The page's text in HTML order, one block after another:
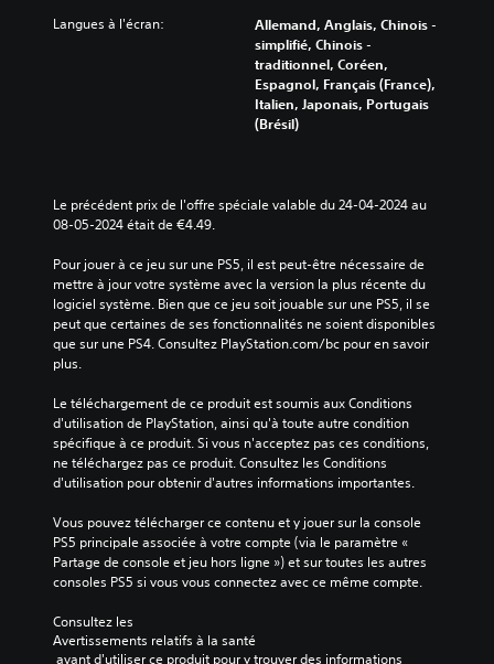
Langues à l'écran:
Allemand, Anglais, Chinois -
simplifié, Chinois -
traditionnel, Coréen,
Espagnol, Français (France),
Italien, Japonais, Portugais
(Brésil)
Le précédent prix de l'offre spéciale valable du 24-04-2024 au
08-05-2024 était de €4.49.
Pour jouer à ce jeu sur une PS5, il est peut-être nécessaire de
mettre à jour votre système avec la version la plus récente du
logiciel système. Bien que ce jeu soit jouable sur une PS5, il se
peut que certaines de ses fonctionnalités ne soient disponibles
que sur une PS4. Consultez PlayStation.com/bc pour en savoir
plus.
Le téléchargement de ce produit est soumis aux Conditions
d'utilisation de PlayStation, ainsi qu'à toute autre condition
spécifique à ce produit. Si vous n'acceptez pas ces conditions,
ne téléchargez pas ce produit. Consultez les Conditions
d'utilisation pour obtenir d'autres informations importantes.
Vous pouvez télécharger ce contenu et y jouer sur la console
PS5 principale associée à votre compte (via le paramètre «
Partage de console et jeu hors ligne ») et sur toutes les autres
consoles PS5 si vous vous connectez avec ce même compte.
Consultez les
Avertissements relatifs à la santé